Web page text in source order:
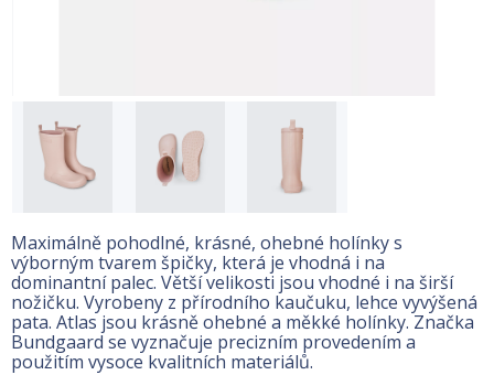
Maximálně pohodlné, krásné, ohebné holínky s
výborným tvarem špičky, která je vhodná i na
dominantní palec. Větší velikosti jsou vhodné i na širší
nožičku. Vyrobeny z přírodního kaučuku, lehce vyvýšená
pata. Atlas jsou krásně ohebné a měkké holínky. Značka
Bundgaard se vyznačuje precizním provedením a
použitím vysoce kvalitních materiálů.